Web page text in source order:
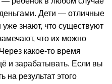
Дети — отличные
знают, что существуют
что их можно
какое-то время
и зарабатывать. Если вы
на результат этого